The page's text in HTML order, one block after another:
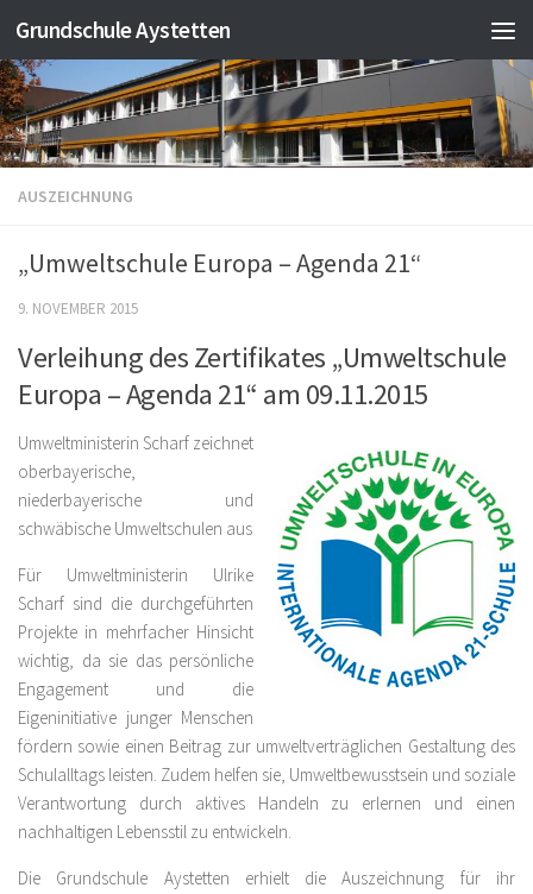
Zum Inhalt springen
Grundschule Aystetten
AUSZEICHNUNG
„Umweltschule Europa – Agenda 21“
9. NOVEMBER 2015
Verleihung des Zertifikates „Umweltschule
Europa – Agenda 21“ am 09.11.2015
Umweltministerin Scharf zeichnet
oberbayerische,
niederbayerische und
schwäbische Umweltschulen aus
Für Umweltministerin Ulrike
Scharf sind die durchgeführten
Projekte in mehrfacher Hinsicht
wichtig, da sie das persönliche
Engagement und die
Eigeninitiative junger Menschen
fördern sowie einen Beitrag zur umweltverträglichen Gestaltung des
Schulalltags leisten. Zudem helfen sie, Umweltbewusstsein und soziale
Verantwortung durch aktives Handeln zu erlernen und einen
nachhaltigen Lebensstil zu entwickeln.
Die Grundschule Aystetten erhielt die Auszeichnung für ihr